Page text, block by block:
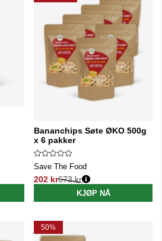
Bananchips Søte ØKO 500g
x 6 pakker
Save The Food
202 kr
Vanlig pris:
673 kr
KJØP NÅ
50%